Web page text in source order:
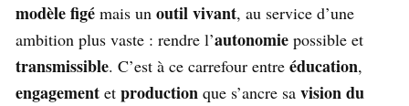
modèle figé mais un outil vivant, au service d’une
ambition plus vaste : rendre l’autonomie possible et
transmissible. C’est à ce carrefour entre éducation,
engagement et production que s’ancre sa vision du